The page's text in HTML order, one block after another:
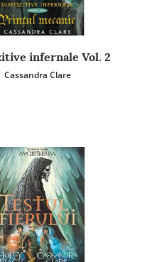
infernale Vol. 2
Cassandra Clare